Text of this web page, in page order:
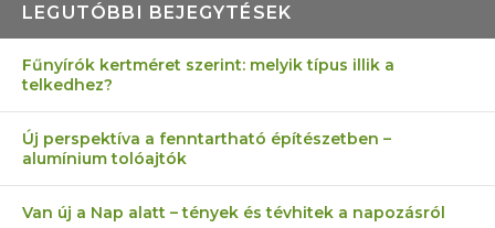
AZ ÖNELLÁTÁS 13 PONTJA
KEZDŐKNEK
6 LEGJOBB NÖVÉNY SZOMSZÉD
ELLEN
MÁRPEDIG A TŰZIJÁTÉK NEM MENŐ!
AKI ELDOBÁLJA A CIGICSIKKEKET,
AZ EGY KÖ…
FÉLREÉRTETT KERTÉSZKEDÉS:
TÉRKŐ ÉS MURVA
LEGUTÓBBI BEJEGYTÉSEK
Fűnyírók kertméret szerint: melyik típus illik a
telkedhez?
Új perspektíva a fenntartható építészetben –
alumínium tolóajtók
Van új a Nap alatt – tények és tévhitek a napozásról